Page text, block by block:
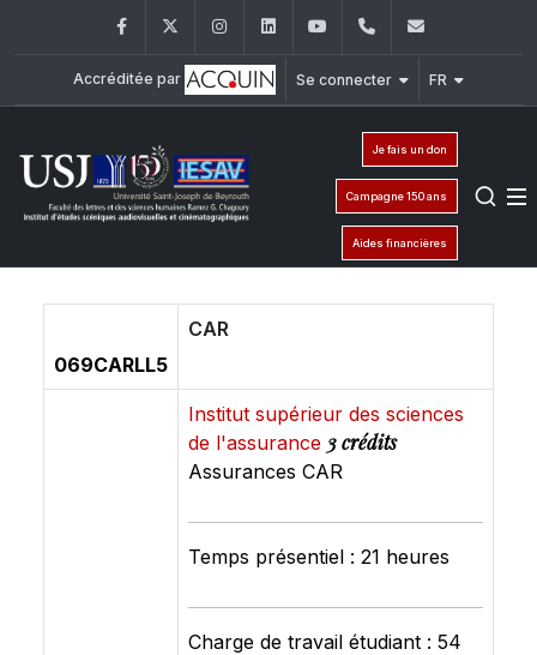
FacebookTwitter InstagramLinkedInYouTube+961 (1) 421 530
Accréditée par Se connecter FR
Je fais un don
Campagne 150 ans
Aides financières
069CARLL5
CAR
Institut supérieur des sciences
de l'assurance 3 crédits
Assurances CAR
Temps présentiel : 21 heures
Charge de travail étudiant : 54